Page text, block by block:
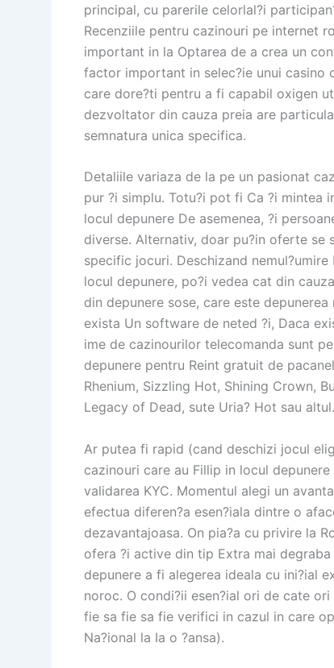
principal, cu parerile celorlal?i
Recenziile pentru cazinouri pe internet
important in la Optarea de a crea un
factor important in selec?ie unui casino
care dore?ti pentru a fi capabil oxigen
dezvoltator din cauza preia are
semnatura unica specifica.
Detaliile variaza de la pe un pasionat
pur ?i simplu. Totu?i pot fi Ca ?i mintea
locul depunere De asemenea, ?i
diverse. Alternativ, doar pu?in oferte
specific jocuri. Deschizand
locul depunere, po?i vedea cat din
din depunere sose, care este
exista Un software de neted ?i, Daca
ime de cazinourilor telecomanda sunt
depunere pentru Reint gratuit de
Rhenium, Sizzling Hot, Shining Crown,
Legacy of Dead, sute Uria? Hot sau altul.
Ar putea fi rapid (cand deschizi jocul
cazinouri care au Fillip in locul
validarea KYC. Momentul alegi un
efectua diferen?a esen?iala dintre o
dezavantajoasa. On pia?a cu privire la
ofera ?i active din tip Extra mai
depunere a fi alegerea ideala cu ini?ial
noroc. O condi?ii esen?ial ori de cate
fie sa fie sa fie verifici in cazul in care
Na?ional la Ia o ?ansa).